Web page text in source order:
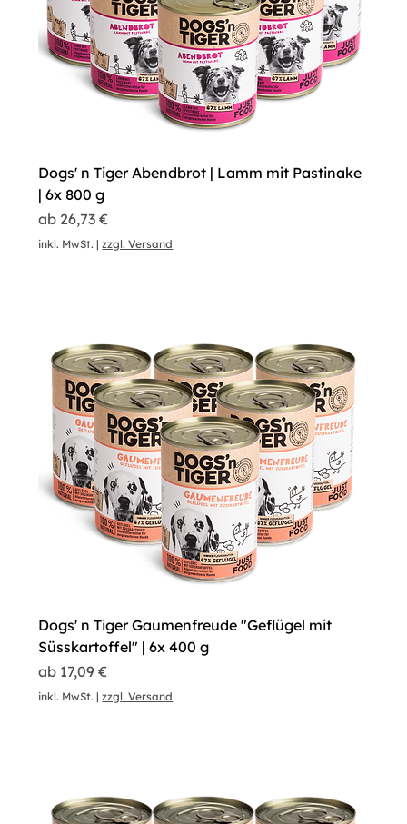
Dogs' n Tiger Abendbrot | Lamm mit Pastinake
| 6x 800 g
ab 26,73 €
Sale-Preis
inkl. MwSt. |zzgl. Versand
Dogs' n Tiger Gaumenfreude "Geflügel mit
Süsskartoffel" | 6x 400 g
ab 17,09 €
Sale-Preis
inkl. MwSt. |zzgl. Versand